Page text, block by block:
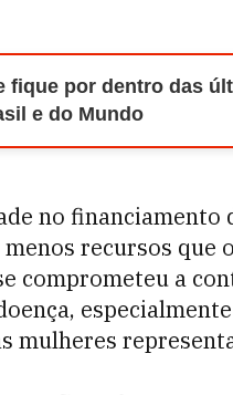
fique por dentro das
e do Mundo
no financiamento
recursos que
comprometeu a
mulheres